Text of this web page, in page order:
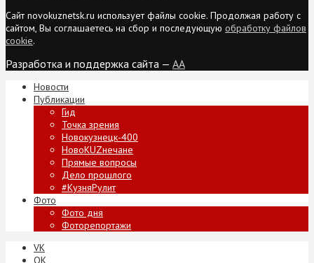
Сайт novokuznetsk.ru использует файлы cookie. Продолжая работу с
сайтом, Вы соглашаетесь на сбор и последующую обработку файлов
cookie.
Разработка и поддержка сайта — AA
Новости
Публикации
Гид
Точка зрения
Новокузнецк-400
НовоKUZнечане
Прямые вопросы
Дело прошлого
#КузняРулит
Фото
Фото дня
Фоторепортажи
VK
ОК